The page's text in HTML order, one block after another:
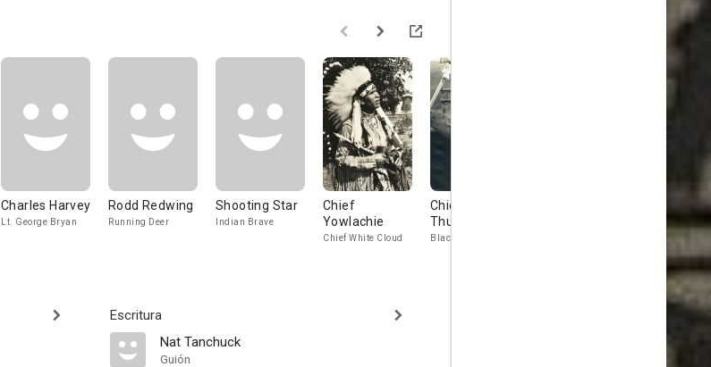
Charles Harvey
Lt. George Bryan
Rodd Redwing
Running Deer
Shooting Star
Indian Brave
Chief
Yowlachie
Chief White Cloud
Chief
Thundercloud
Black Hawk
Eddie
Escritura
Nat Tanchuck
Guión